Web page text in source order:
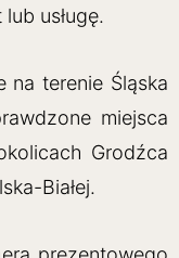
usługę.
na terenie Śląska
miejsca
Grodźca
Białej.